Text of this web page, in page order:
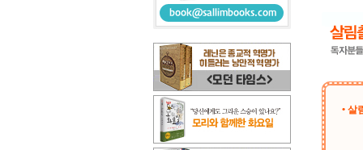
• 살